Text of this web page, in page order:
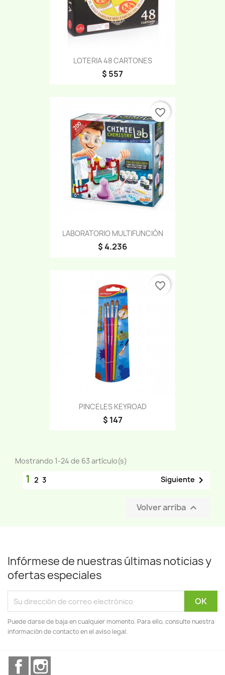
LOTERIA 48 CARTONES
$ 557
LABORATORIO MULTIFUNCIÓN
$ 4.236
favorite_border
PINCELES KEYROAD
$ 147
favorite_border
Mostrando 1-24 de 63 artículo(s)
1 2 3 Siguiente 
Volver arriba 
Infórmese de nuestras últimas noticias y
ofertas especiales
Puede darse de baja en cualquier momento. Para ello, consulte nuestra
información de contacto en el aviso legal.
Facebook